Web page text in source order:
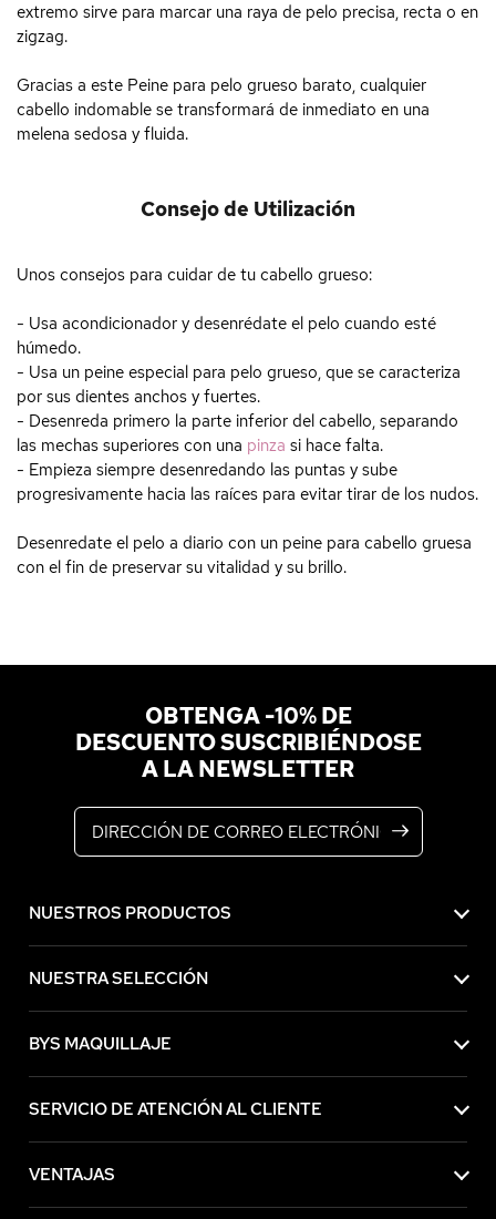
extremo sirve para marcar una raya de pelo precisa, recta o en
zigzag.
Gracias a este Peine para pelo grueso barato, cualquier
cabello indomable se transformará de inmediato en una
melena sedosa y fluida.
Consejo de Utilización
Unos consejos para cuidar de tu cabello grueso:
- Usa acondicionador y desenrédate el pelo cuando esté
húmedo.
- Usa un peine especial para pelo grueso, que se caracteriza
por sus dientes anchos y fuertes.
- Desenreda primero la parte inferior del cabello, separando
las mechas superiores con una pinza si hace falta.
- Empieza siempre desenredando las puntas y sube
progresivamente hacia las raíces para evitar tirar de los nudos.
Desenredate el pelo a diario con un peine para cabello gruesa
con el fin de preservar su vitalidad y su brillo.
OBTENGA -10% DE
DESCUENTO SUSCRIBIÉNDOSE
A LA NEWSLETTER
NUESTROS PRODUCTOS
NUESTRA SELECCIÓN
BYS MAQUILLAJE
SERVICIO DE ATENCIÓN AL CLIENTE
VENTAJAS